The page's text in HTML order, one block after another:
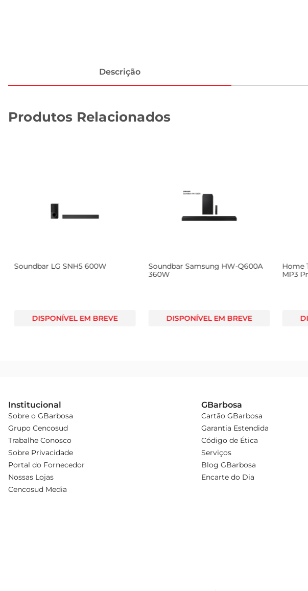
Descrição
Produtos Relacionados
Soundbar LG SNH5 600W
DISPONÍVEL EM BREVE
Soundbar Samsung HW-Q600A
360W
DISPONÍVEL EM BREVE
Home
MP3
Institucional
Sobre o GBarbosa
Grupo Cencosud
Trabalhe Conosco
Sobre Privacidade
Portal do Fornecedor
Nossas Lojas
Cencosud Media
GBarbosa
Cartão GBarbosa
Garantia Estendida
Código de Ética
Serviços
Blog GBarbosa
Encarte do Dia